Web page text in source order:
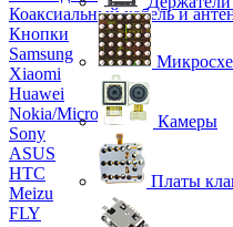
Коаксиальный кабель и
Кнопки
Samsung
Xiaomi
Huawei
Nokia/Microsoft
Sony
ASUS
HTC
Meizu
FLY
Камеры
Платы